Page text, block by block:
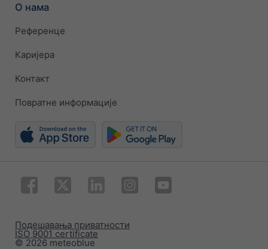
О нама
Референце
Каријера
Контакт
Повратне информације
© 2026 meteoblue
ISO 9001 certificate
Подешавања приватности